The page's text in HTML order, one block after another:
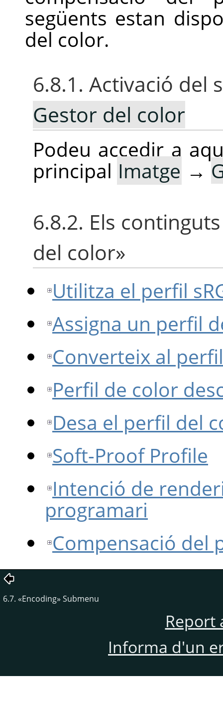
següents estan
del color.
6.8.1. Activació del
Gestor del color
Podeu accedir a
principal Imatge →
6.8.2. Els
del color»
Utilitza el perfil
Assigna un perfil
Converteix al
Perfil de color
Desa el perfil del
Soft-Proof Profile
Intenció de
programari
Compensació del
6.7. «Encoding» Submenu
Report
Informa d'un